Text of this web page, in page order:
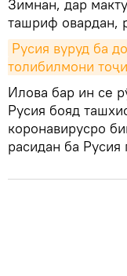
Зимнан, дар
ташриф овардан,
Русия вуруд ба
толибилмони
Илова бар ин се
Русия бояд
коронавирусро
расидан ба